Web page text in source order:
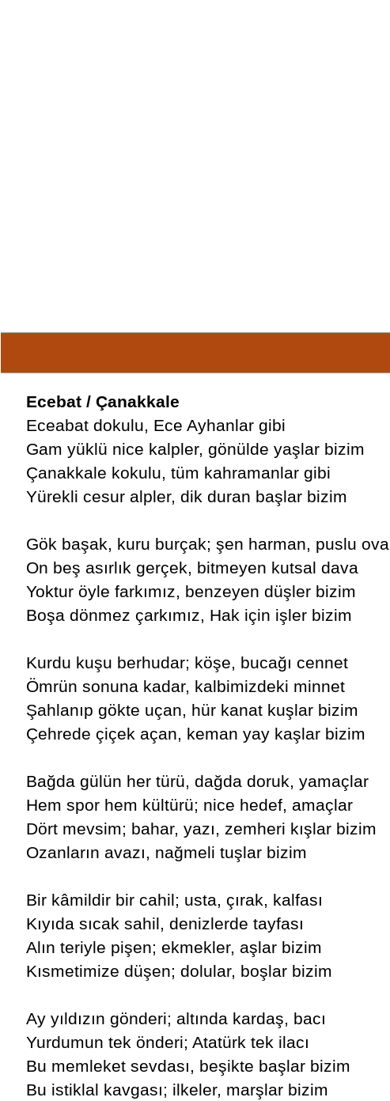
Ecebat / Çanakkale
Eceabat dokulu, Ece Ayhanlar gibi
Gam yüklü nice kalpler, gönülde yaşlar bizim
Çanakkale kokulu, tüm kahramanlar gibi
Yürekli cesur alpler, dik duran başlar bizim
Gök başak, kuru burçak; şen harman, puslu ova
On beş asırlık gerçek, bitmeyen kutsal dava
Yoktur öyle farkımız, benzeyen düşler bizim
Boşa dönmez çarkımız, Hak için işler bizim
Kurdu kuşu berhudar; köşe, bucağı cennet
Ömrün sonuna kadar, kalbimizdeki minnet
Şahlanıp gökte uçan, hür kanat kuşlar bizim
Çehrede çiçek açan, keman yay kaşlar bizim
Bağda gülün her türü, dağda doruk, yamaçlar
Hem spor hem kültürü; nice hedef, amaçlar
Dört mevsim; bahar, yazı, zemheri kışlar bizim
Ozanların avazı, nağmeli tuşlar bizim
Bir kâmildir bir cahil; usta, çırak, kalfası
Kıyıda sıcak sahil, denizlerde tayfası
Alın teriyle pişen; ekmekler, aşlar bizim
Kısmetimize düşen; dolular, boşlar bizim
Ay yıldızın gönderi; altında kardaş, bacı
Yurdumun tek önderi; Atatürk tek ilacı
Bu memleket sevdası, beşikte başlar bizim
Bu istiklal kavgası; ilkeler, marşlar bizim